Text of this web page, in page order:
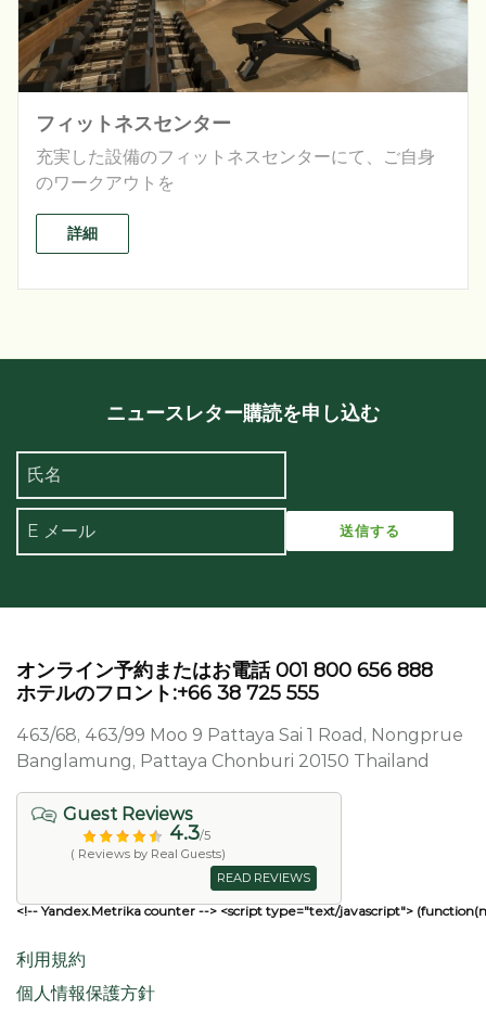
フィットネスセンター
充実した設備のフィットネスセンターにて、ご自身
のワークアウトを
詳細
ニュースレター購読を申し込む
オンライン予約またはお電話 001 800 656 888
ホテルのフロント:+66 38 725 555
463/68, 463/99 Moo 9 Pattaya Sai 1 Road, Nongprue
Banglamung, Pattaya Chonburi 20150 Thailand
Guest Reviews
4.3/5
( Reviews by Real Guests)
READ REVIEWS
<!-- Yandex.Metrika counter --> <script type="text/javascript">
利用規約
個人情報保護方針